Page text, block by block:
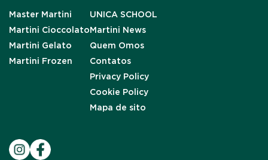
Master Martini
Martini Cioccolato
Martini Gelato
Martini Frozen
UNICA SCHOOL
Martini News
Quem Omos
Contatos
Privacy Policy
Cookie Policy
Mapa de sito